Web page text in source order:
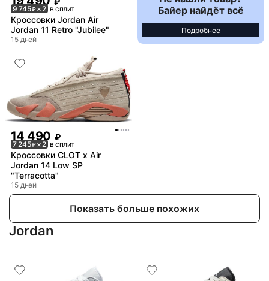
9 745₽× 2 в сплит
Кроссовки Jordan Air
Jordan 11 Retro "Jubilee"
15 дней
Байер найдёт всё
Подробнее
14 490 ₽
7 245₽× 2 в сплит
Кроссовки CLOT x Air
Jordan 14 Low SP
"Terracotta"
15 дней
Показать больше похожих
Jordan